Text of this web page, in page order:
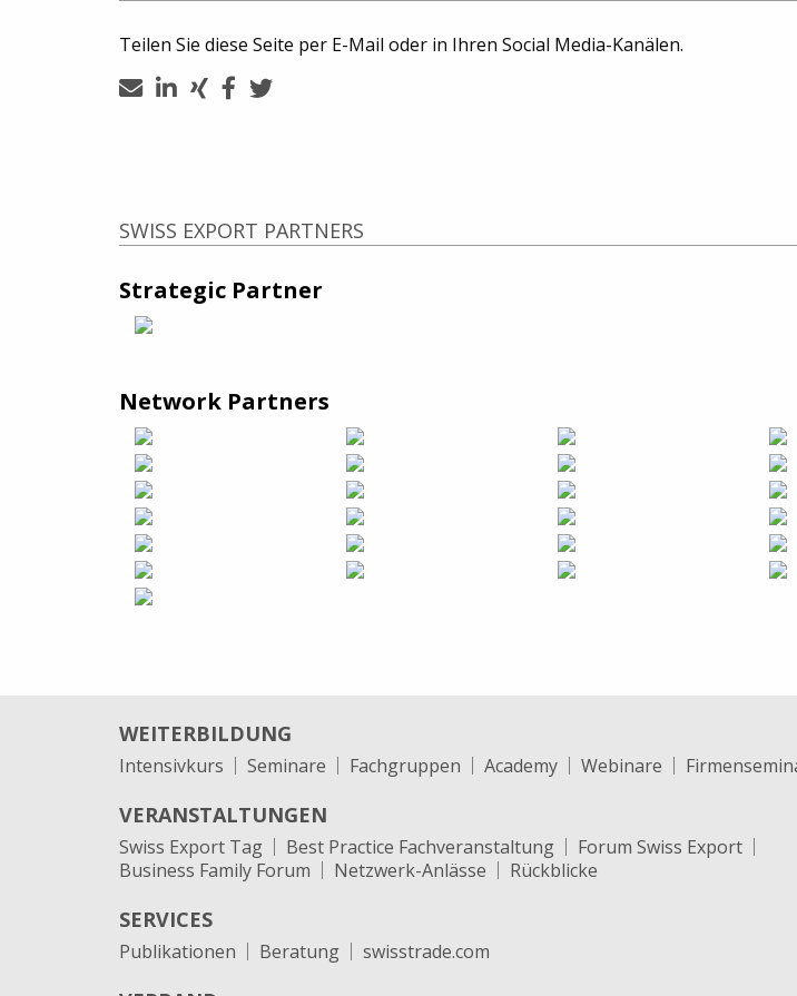
Teilen Sie diese Seite per E-Mail oder in Ihren Social Media-Kanälen.
SWISS EXPORT PARTNERS
Strategic Partner
Network Partners
WEITERBILDUNG
Intensivkurs Seminare Fachgruppen Academy Webinare
VERANSTALTUNGEN
Swiss Export Tag Best Practice Fachveranstaltung
Forum Swiss Export
Business Family Forum
Netzwerk-Anlässe Rückblicke
SERVICES
Publikationen Beratung swisstrade.com